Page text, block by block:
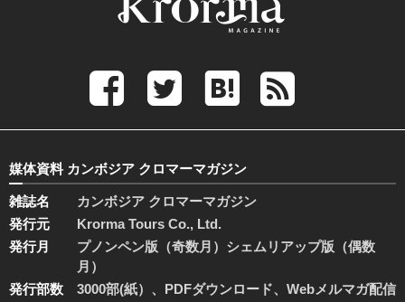
媒体資料 カンボジア クロマーマガジン
雑誌名
カンボジア クロマーマガジン
発行元
Krorma Tours Co., Ltd.
発行月
プノンペン版（奇数月）シェムリアップ版（偶数
月）
発行部数
3000部(紙）、PDFダウンロード、Webメルマガ配信